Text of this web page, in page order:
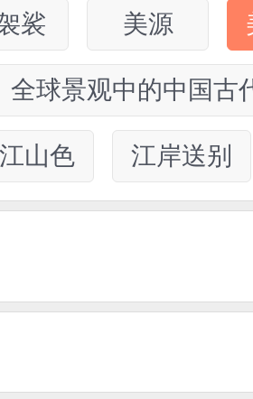
裟 美源
全球景观中的中国古
山色 江岸送别